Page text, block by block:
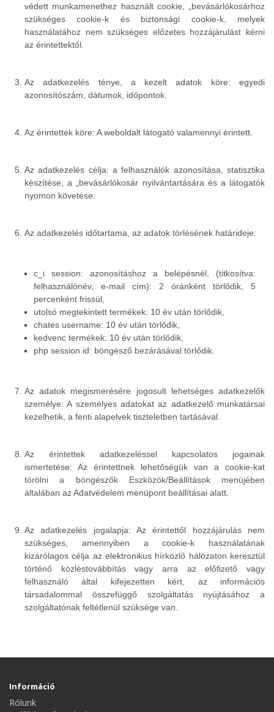
védett munkamenethez használt cookie, „bevásárlókosárhoz
szükséges cookie-k és biztonsági cookie-k, melyek
használatához nem szükséges előzetes hozzájárulást kérni
az érintettektől.
Az adatkezelés ténye, a kezelt adatok köre: egyedi
azonosítószám, dátumok, időpontok.
Az érintettek köre: A weboldalt látogató valamennyi érintett.
Az adatkezelés célja: a felhasználók azonosítása, statisztika
készítése, a „bevásárlókosár nyilvántartására és a látogatók
nyomon követése.
Az adatkezelés időtartama, az adatok törlésének határideje:
c_i session: azonosításhoz a belépésnél, (titkosítva:
felhasználónév, e-mail cím): 2 óránként törlődik, 5
percenként frissül,
utolsó megtekintett termékek: 10 év után törlődik,
chates username: 10 év után törlődik,
kedvenc termékek: 10 év után törlődik,
php session id: böngésző bezárásával törlődik.
Az adatok megismerésére jogosult lehetséges adatkezelők
személye: A személyes adatokat az adatkezelő munkatársai
kezelhetik, a fenti alapelvek tiszteletben tartásával.
Az érintettek adatkezeléssel kapcsolatos jogainak
ismertetése: Az érintettnek lehetőségük van a cookie-kat
törölni a böngészők Eszközök/Beállítások menüjében
általában az Adatvédelem menüpont beállításai alatt.
Az adatkezelés jogalapja: Az érintettől hozzájárulás nem
szükséges, amennyiben a cookie-k használatának
kizárólagos célja az elektronikus hírközlő hálózaton keresztül
történő közléstovábbítás vagy arra az előfizető vagy
felhasználó által kifejezetten kért, az információs
társadalommal összefüggő szolgáltatás nyújtásához a
szolgáltatónak feltétlenül szüksége van.
Információ
Rólunk